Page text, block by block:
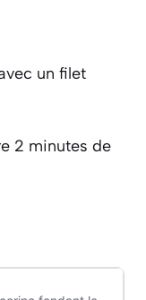
un filet
2 minutes de